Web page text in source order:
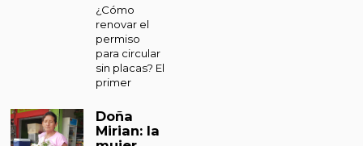
¿Cómo
renovar el
permiso
para circular
sin placas? El
primer
Doña
Mirian: la